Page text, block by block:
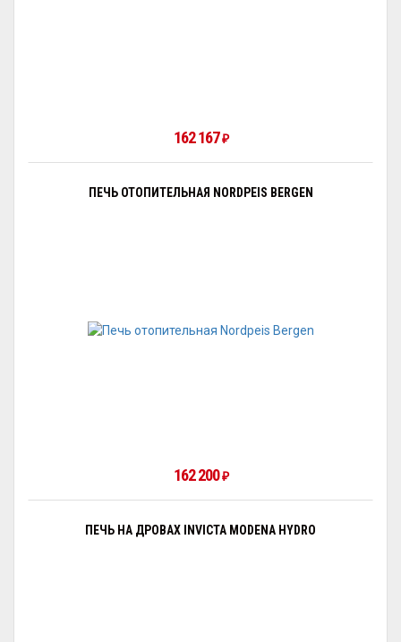
162 167₽
ПЕЧЬ ОТОПИТЕЛЬНАЯ NORDPEIS BERGEN
162 200₽
ПЕЧЬ НА ДРОВАХ INVICTA MODENA HYDRO